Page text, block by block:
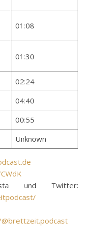
01:08
01:30
02:24
04:40
00:55
Unknown
und Twitter: